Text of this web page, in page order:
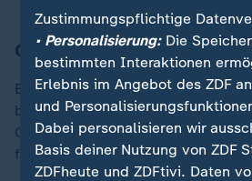
Oyarzabal trifft kurz vor
Es entwickelte sich ein
besseren Ende der ersten Hälfte
Oyarzabal (45.) blieb nach
freistehend eiskalt.
Zustimmungspflichtige
• Personalisierung:Die
bestimmten Interaktionen
Erlebnis im Angebot des ZDF
und
Dabei personalisieren wir
Basis deiner Nutzung von ZDF
ZDFheute und ZDFtivi. Daten